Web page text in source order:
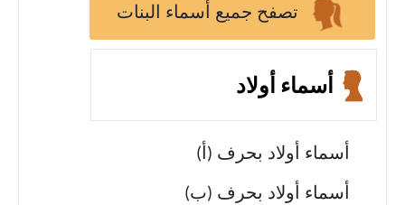
تصفح جميع أسماء البنات
أسماء أولاد
أسماء أولاد بحرف (أ)
أسماء أولاد بحرف (ب)